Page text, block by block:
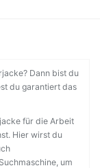
Dann bist du
du garantiert das
für die Arbeit
Hier wirst du
um